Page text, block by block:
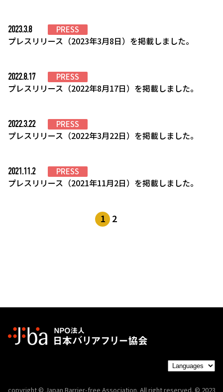
2023.3.8 PRESS
プレスリリース（2023年3月8日）を掲載しました。
2022.8.17 PRESS
プレスリリース（2022年8月17日）を掲載しました。
2022.3.22 PRESS
プレスリリース（2022年3月22日）を掲載しました。
2021.11.2 PRESS
プレスリリース（2021年11月2日）を掲載しました。
1 2
copyright © Japan Barrier-free Association. All right reserved. © 2023